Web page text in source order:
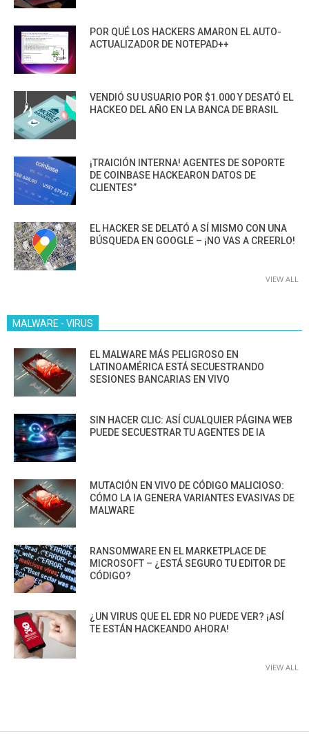
POR QUÉ LOS HACKERS AMARON EL AUTO-
ACTUALIZADOR DE NOTEPAD++
VENDIÓ SU USUARIO POR $1.000 Y DESATÓ EL
HACKEO DEL AÑO EN LA BANCA DE BRASIL
¡TRAICIÓN INTERNA! AGENTES DE SOPORTE
DE COINBASE HACKEARON DATOS DE
CLIENTES”
EL HACKER SE DELATÓ A SÍ MISMO CON UNA
BÚSQUEDA EN GOOGLE – ¡NO VAS A CREERLO!
VIEW ALL
MALWARE - VIRUS
EL MALWARE MÁS PELIGROSO EN
LATINOAMÉRICA ESTÁ SECUESTRANDO
SESIONES BANCARIAS EN VIVO
SIN HACER CLIC: ASÍ CUALQUIER PÁGINA WEB
PUEDE SECUESTRAR TU AGENTES DE IA
MUTACIÓN EN VIVO DE CÓDIGO MALICIOSO:
CÓMO LA IA GENERA VARIANTES EVASIVAS DE
MALWARE
RANSOMWARE EN EL MARKETPLACE DE
MICROSOFT – ¿ESTÁ SEGURO TU EDITOR DE
CÓDIGO?
¿UN VIRUS QUE EL EDR NO PUEDE VER? ¡ASÍ
TE ESTÁN HACKEANDO AHORA!
VIEW ALL